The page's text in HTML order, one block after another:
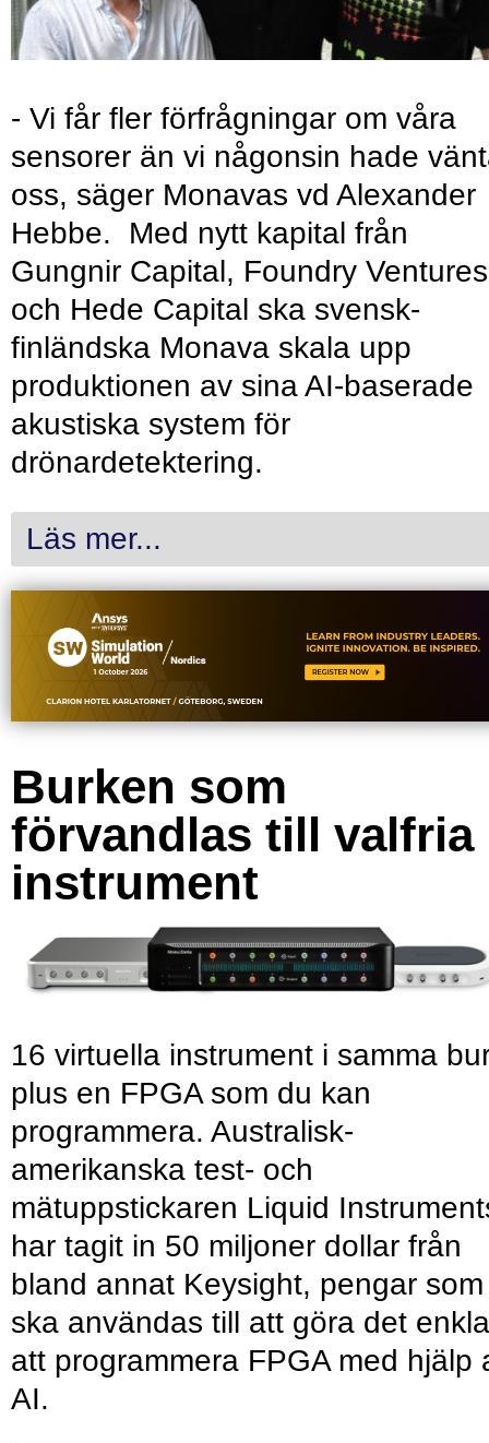
- Vi får fler förfrågningar om våra
sensorer än vi någonsin hade
oss, säger Monavas vd Alexander
Hebbe. Med nytt kapital från
Gungnir Capital, Foundry Ventures
och Hede Capital ska svensk-
finländska Monava skala upp
produktionen av sina AI-baserade
akustiska system för
drönardetektering.
Läs mer...
Burken som
förvandlas till valfria
instrument
16 virtuella instrument i samma
plus en FPGA som du kan
programmera. Australisk-
amerikanska test- och
mätuppstickaren Liquid
har tagit in 50 miljoner dollar från
bland annat Keysight, pengar som
ska användas till att göra det
att programmera FPGA med hjälp
AI.